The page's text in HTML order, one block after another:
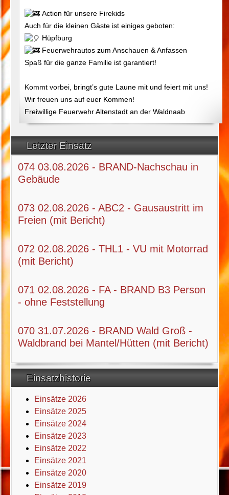
Letzter Einsatz
074 03.08.2026 - BRAND-Nachschau in
Gebäude
073 02.08.2026 - ABC2 - Gausaustritt im
Freien (mit Bericht)
072 02.08.2026 - THL1 - VU mit Motorrad
(mit Bericht)
071 02.08.2026 - FA - BRAND B3 Person
- ohne Feststellung
070 31.07.2026 - BRAND Wald Groß -
Waldbrand bei Mantel/Hütten (mit Bericht)
Einsatzhistorie
Einsätze 2026
Einsätze 2025
Einsätze 2024
Einsätze 2023
Einsätze 2022
Einsätze 2021
Einsätze 2020
Einsätze 2019
Action für unsere Firekids
Auch für die kleinen Gäste ist einiges geboten:
Hüpfburg
Feuerwehrautos zum Anschauen & Anfassen
Spaß für die ganze Familie ist garantiert!
Kommt vorbei, bringt’s gute Laune mit und feiert mit uns!
Wir freuen uns auf euer Kommen!
Freiwillige Feuerwehr Altenstadt an der Waldnaab